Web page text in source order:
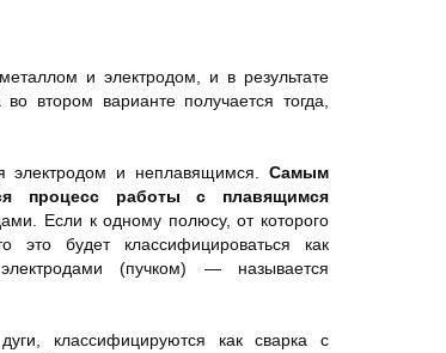
и электродом, и в результате
втором варианте получается тогда,
электродом и неплавящимся. Самым
процесс работы с плавящимся
Если к одному полюсу, от которого
это будет классифицироваться как
(пучком) — называется
классифицируются как сварка с